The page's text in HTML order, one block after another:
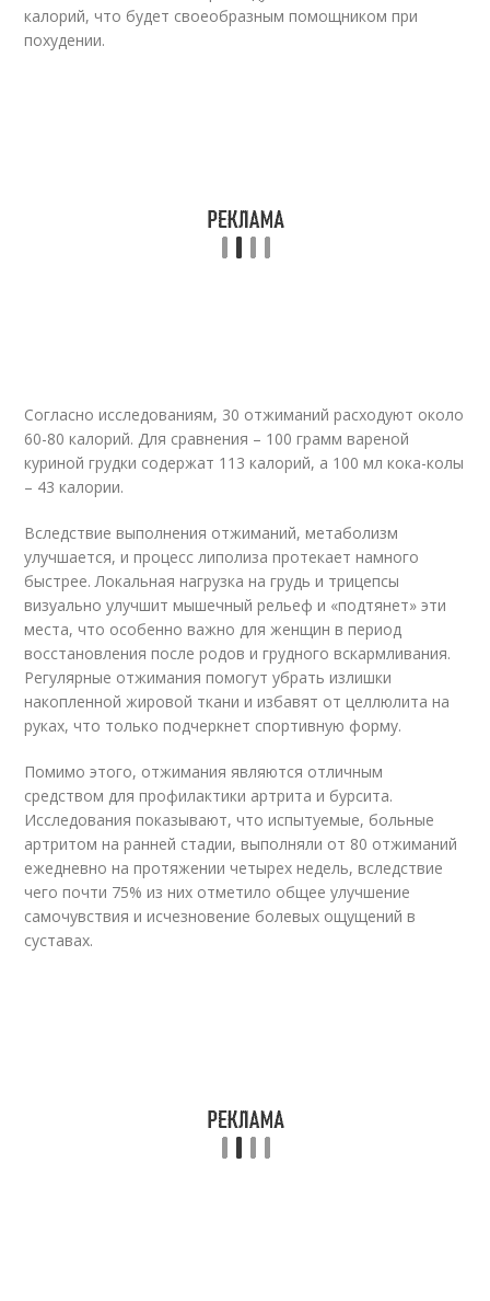
калорий, что будет своеобразным помощником при
похудении.
Согласно исследованиям, 30 отжиманий расходуют около
60-80 калорий. Для сравнения – 100 грамм вареной
куриной грудки содержат 113 калорий, а 100 мл кока-колы
– 43 калории.
Вследствие выполнения отжиманий, метаболизм
улучшается, и процесс липолиза протекает намного
быстрее. Локальная нагрузка на грудь и трицепсы
визуально улучшит мышечный рельеф и «подтянет» эти
места, что особенно важно для женщин в период
восстановления после родов и грудного вскармливания.
Регулярные отжимания помогут убрать излишки
накопленной жировой ткани и избавят от целлюлита на
руках, что только подчеркнет спортивную форму.
Помимо этого, отжимания являются отличным
средством для профилактики артрита и бурсита.
Исследования показывают, что испытуемые, больные
артритом на ранней стадии, выполняли от 80 отжиманий
ежедневно на протяжении четырех недель, вследствие
чего почти 75% из них отметило общее улучшение
самочувствия и исчезновение болевых ощущений в
суставах.